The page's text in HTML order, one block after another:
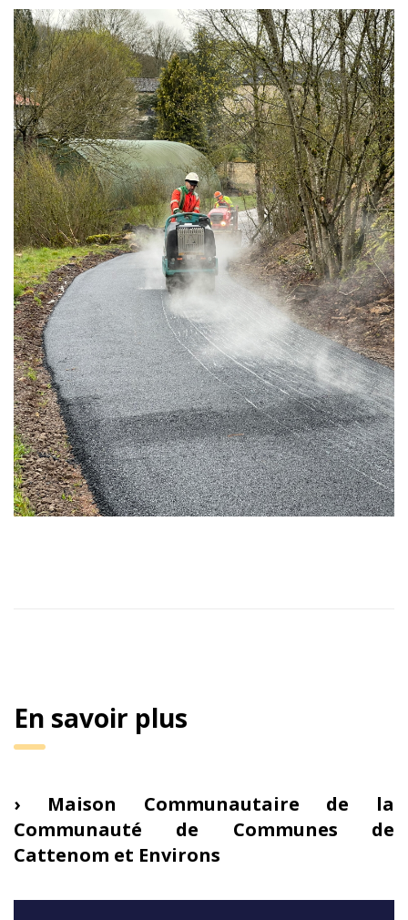
En savoir plus
› Maison Communautaire de la
Communauté de Communes de
Cattenom et Environs